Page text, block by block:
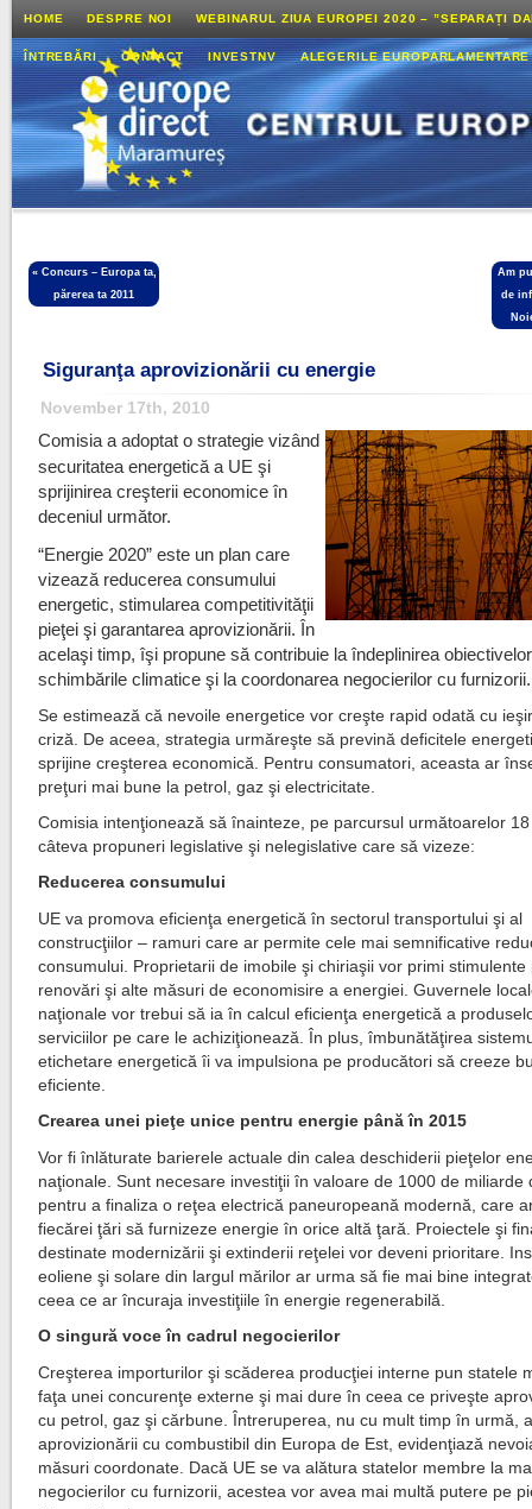
HOME DESPRE NOI WEBINARUL ZIUA EUROPEI 2020 – ”SEPARAȚI
ÎNTREBĂRI CONTACT INVESTNV ALEGERILE
« Concurs – Europa ta,
părerea ta 2011
Am
de
Siguranţa aprovizionării cu energie
November 17th, 2010
Comisia a adoptat o strategie vizând
securitatea energetică a UE şi
sprijinirea creşterii economice în
deceniul următor.
“Energie 2020” este un plan care
vizează reducerea consumului
energetic, stimularea competitivităţii
pieţei şi garantarea aprovizionării. În
acelaşi timp, îşi propune să contribuie la îndeplinirea
schimbările climatice şi la coordonarea negocierilor cu furnizorii.
Se estimează că nevoile energetice vor creşte rapid odată cu
criză. De aceea, strategia urmăreşte să prevină deficitele
sprijine creşterea economică. Pentru consumatori, aceasta ar
preţuri mai bune la petrol, gaz şi electricitate.
Comisia intenţionează să înainteze, pe parcursul următoarelor
câteva propuneri legislative şi nelegislative care să vizeze:
Reducerea consumului
UE va promova eficienţa energetică în sectorul transportului şi al
construcţiilor – ramuri care ar permite cele mai semnificative
consumului. Proprietarii de imobile şi chiriaşii vor primi stimulente
renovări şi alte măsuri de economisire a energiei. Guvernele
naţionale vor trebui să ia în calcul eficienţa energetică a
serviciilor pe care le achiziţionează. În plus, îmbunătăţirea
etichetare energetică îi va impulsiona pe producători să creeze
eficiente.
Crearea unei pieţe unice pentru energie până în 2015
Vor fi înlăturate barierele actuale din calea deschiderii pieţelor
naţionale. Sunt necesare investiţii în valoare de 1000 de miliarde
pentru a finaliza o reţea electrică paneuropeană modernă, care
fiecărei ţări să furnizeze energie în orice altă ţară. Proiectele şi
destinate modernizării şi extinderii reţelei vor deveni prioritare.
eoliene şi solare din largul mărilor ar urma să fie mai bine
ceea ce ar încuraja investiţiile în energie regenerabilă.
O singură voce în cadrul negocierilor
Creşterea importurilor şi scăderea producţiei interne pun statele
faţa unei concurenţe externe şi mai dure în ceea ce priveşte
cu petrol, gaz şi cărbune. Întreruperea, nu cu mult timp în urmă,
aprovizionării cu combustibil din Europa de Est, evidenţiază
măsuri coordonate. Dacă UE se va alătura statelor membre la
negocierilor cu furnizorii, acestea vor avea mai multă putere pe